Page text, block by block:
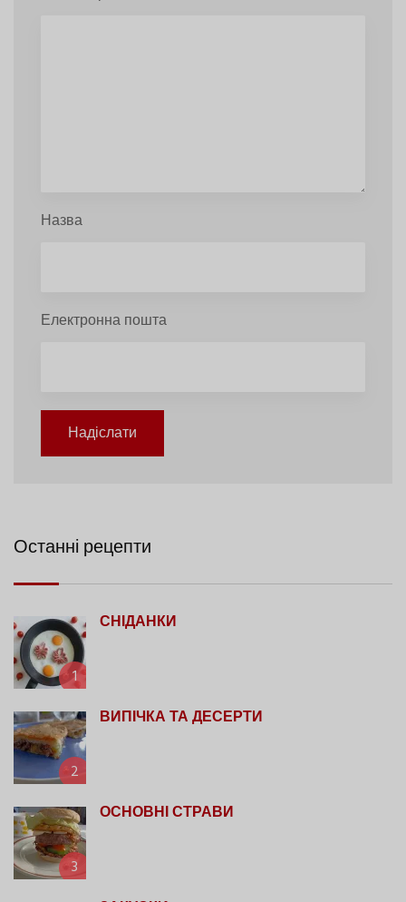
Назва
Електронна пошта
Надіслати
Останні рецепти
1
СНІДАНКИ
2
ВИПІЧКА ТА ДЕСЕРТИ
3
ОСНОВНІ СТРАВИ